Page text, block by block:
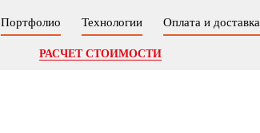
Портфолио Технологии Оплата и доставка
РАСЧЕТ СТОИМОСТИ